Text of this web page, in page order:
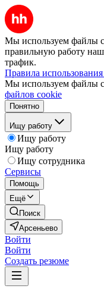
Мы используем файлы
правильную работу
трафик.
Правила
Мы используем файлы
файлов cookie
Понятно
Ищу работу
Ищу работу
Ищу работу
Ищу сотрудника
Сервисы
Помощь
Ещё
Поиск
Арсеньево
Войти
Войти
Создать резюме